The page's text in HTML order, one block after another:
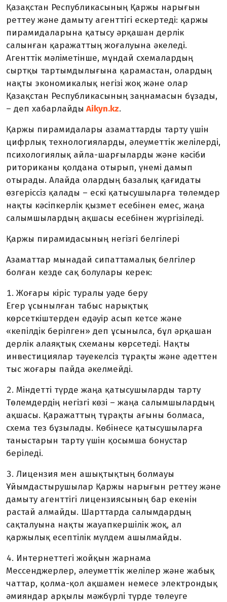
Қазақстан Республикасының Қаржы нарығын
реттеу және дамыту агенттігі ескертеді: қаржы
пирамидаларына қатысу әрқашан дерлік
салынған қаражаттың жоғалуына әкеледі.
Агенттік мәліметінше, мұндай схемалардың
сыртқы тартымдылығына қарамастан, олардың
нақты экономикалық негізі жоқ және олар
Қазақстан Республикасының заңнамасын бұзады,
– деп хабарлайды Aikyn.kz.
Қаржы пирамидалары азаматтарды тарту үшін
цифрлық технологияларды, әлеуметтік желілерді,
психологиялық айла-шарғыларды және кәсіби
риториканы қолдана отырып, үнемі дамып
отырады. Алайда олардың базалық қағидаты
өзгеріссіз қалады – ескі қатысушыларға төлемдер
нақты кәсіпкерлік қызмет есебінен емес, жаңа
салымшылардың ақшасы есебінен жүргізіледі.
Қаржы пирамидасының негізгі белгілері
Азаматтар мынадай сипаттамалық белгілер
болған кезде сақ болулары керек:
Жоғары кіріс туралы уәде беру
Егер ұсынылған табыс нарықтық
көрсеткіштерден едәуір асып кетсе және
«кепілдік берілген» деп ұсынылса, бұл әрқашан
дерлік алаяқтық схеманы көрсетеді. Нақты
инвестициялар тәуекелсіз тұрақты және әдеттен
тыс жоғары пайда әкелмейді.
Міндетті түрде жаңа қатысушыларды тарту
Төлемдердің негізгі көзі – жаңа салымшылардың
ақшасы. Қаражаттың тұрақты ағыны болмаса,
схема тез бұзылады. Көбінесе қатысушыларға
таныстарын тарту үшін қосымша бонустар
беріледі.
Лицензия мен ашықтықтың болмауы
Ұйымдастырушылар Қаржы нарығын реттеу және
дамыту агенттігі лицензиясының бар екенін
растай алмайды. Шарттарда салымдардың
сақталуына нақты жауапкершілік жоқ, ал
қаржылық есептілік мүлдем ашылмайды.
Интернеттегі жойқын жарнама
Мессенджерлер, әлеуметтік желілер және жабық
чаттар, қолма-қол ақшамен немесе электрондық
әмияндар арқылы мәжбүрлі түрде төлеуге